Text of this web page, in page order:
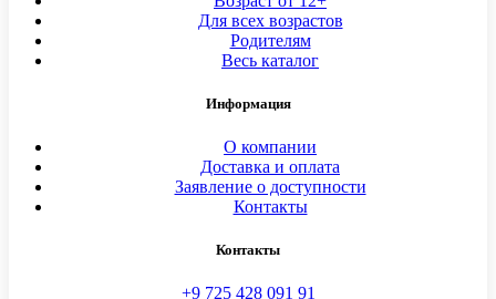
Для всех возрастов
Родителям
Весь каталог
Информация
О компании
Доставка и оплата
Заявление о доступности
Контакты
Контакты
+9 725 428 091 91